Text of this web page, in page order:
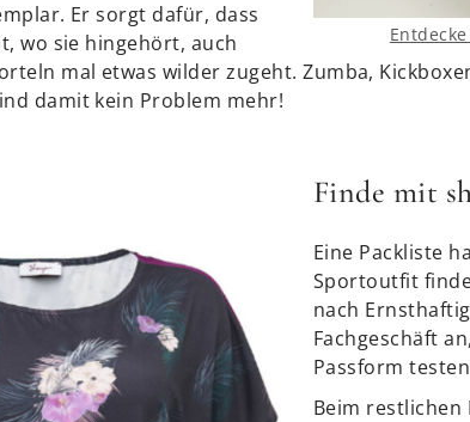
Er sorgt dafür, dass
wo sie hingehört, auch
mal etwas wilder zugeht. Zumba,
damit kein Problem mehr!
Finde mit
Eine Packliste
Sportoutfit
nach
Fachgeschäft
Passform
Beim restlichen